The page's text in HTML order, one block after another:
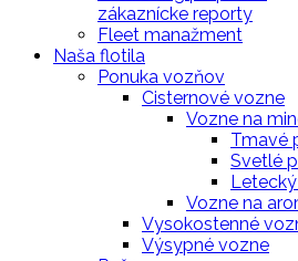
zákaznícke reporty
Fleet manažment
Naša flotila
Ponuka vozňov
Cisternové vozne
Vozne na
Tmavé
Svetlé
Vozne na
Vysokostenné
Výsypné vozne